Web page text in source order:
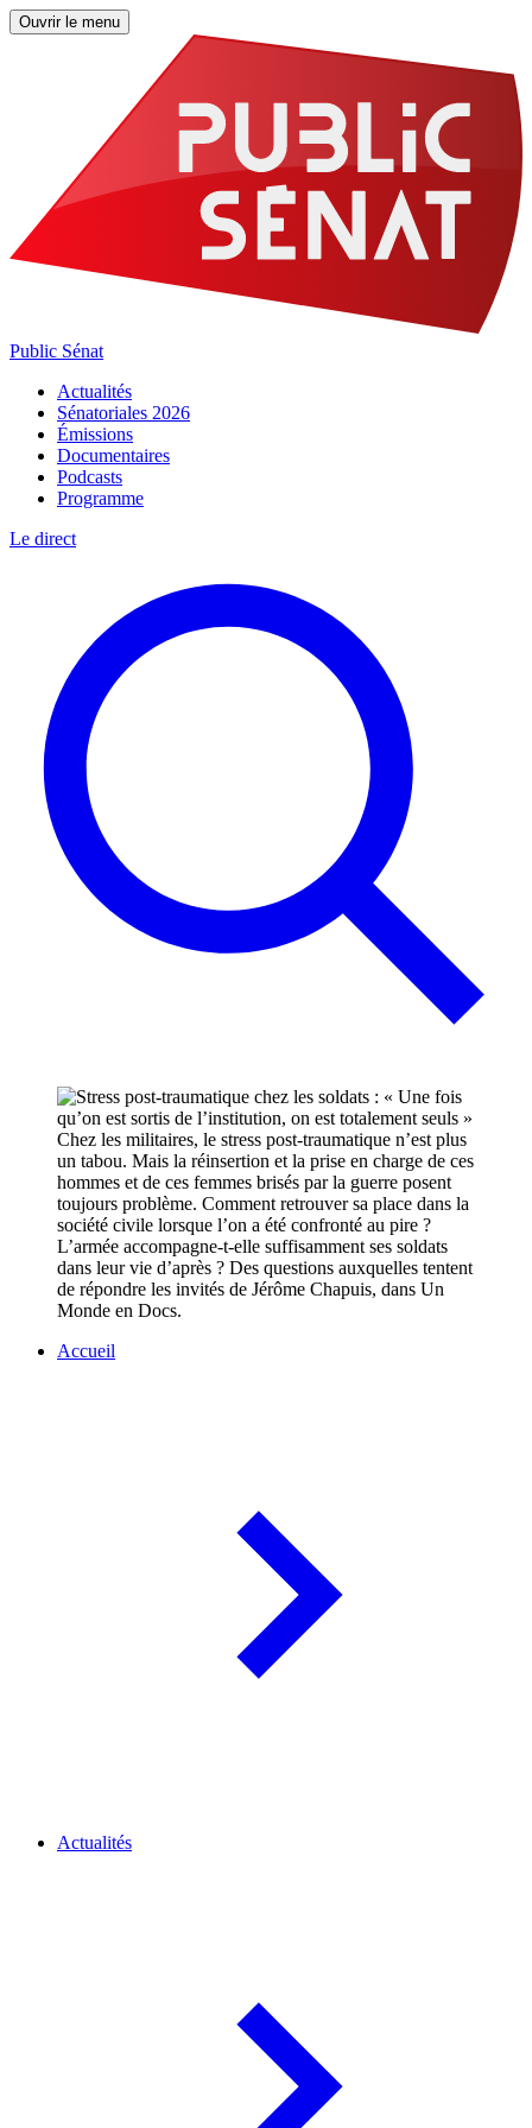
Ouvrir le menu
Public Sénat
Actualités
Sénatoriales 2026
Émissions
Documentaires
Podcasts
Programme
Le direct
Chez les militaires, le stress post-traumatique n’est plus
un tabou. Mais la réinsertion et la prise en charge de ces
hommes et de ces femmes brisés par la guerre posent
toujours problème. Comment retrouver sa place dans la
société civile lorsque l’on a été confronté au pire ?
L’armée accompagne-t-elle suffisamment ses soldats
dans leur vie d’après ? Des questions auxquelles tentent
de répondre les invités de Jérôme Chapuis, dans Un
Monde en Docs.
Accueil
Actualités